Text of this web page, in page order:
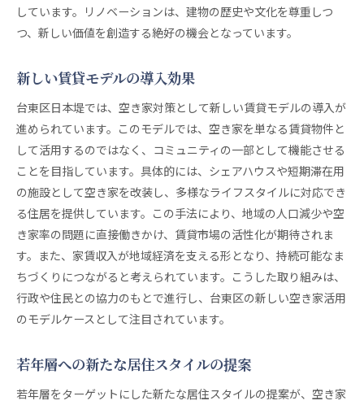
しています。リノベーションは、建物の歴史や文化を尊重しつ
つ、新しい価値を創造する絶好の機会となっています。
新しい賃貸モデルの導入効果
台東区日本堤では、空き家対策として新しい賃貸モデルの導入が
進められています。このモデルでは、空き家を単なる賃貸物件と
して活用するのではなく、コミュニティの一部として機能させる
ことを目指しています。具体的には、シェアハウスや短期滞在用
の施設として空き家を改装し、多様なライフスタイルに対応でき
る住居を提供しています。この手法により、地域の人口減少や空
き家率の問題に直接働きかけ、賃貸市場の活性化が期待されま
す。また、家賃収入が地域経済を支える形となり、持続可能なま
ちづくりにつながると考えられています。こうした取り組みは、
行政や住民との協力のもとで進行し、台東区の新しい空き家活用
のモデルケースとして注目されています。
若年層への新たな居住スタイルの提案
若年層をターゲットにした新たな居住スタイルの提案が、空き家